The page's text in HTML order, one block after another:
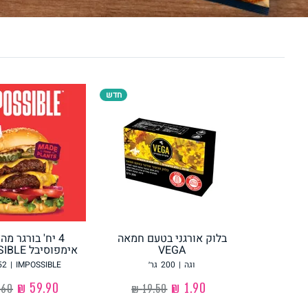
לחם, עוגות, מאפים גלידות טבעוניות
ממרחים ורטבים גיפט קארד
איטלקי אסייתי
חדש
בלוק אורגני בטעם חמאה
VEGA
200 גר׳ | וגה
‏19.50 ₪
4 יח' בורגר
אימפוסיבל IMPOSSIBLE
| IMPOSSIBLE
‏72.60 ₪